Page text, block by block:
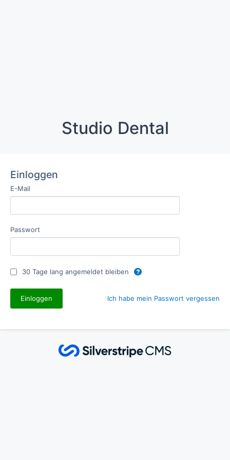
Studio Dental
Einloggen
E-Mail
Passwort
30 Tage lang angemeldet bleiben
Ich habe mein Passwort vergessen